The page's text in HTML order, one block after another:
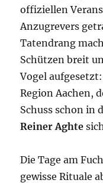
offiziellen
Anzugrevers
Tatendrang
Schützen breit
Vogel
Region Aachen,
Schuss schon in
Reiner Aghte
Die Tage am
gewisse Rituale